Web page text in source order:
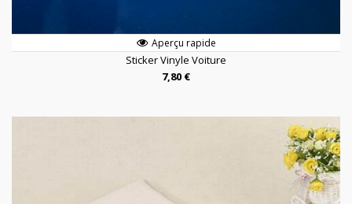
Aperçu rapide
Sticker Vinyle Voiture
7,80 €